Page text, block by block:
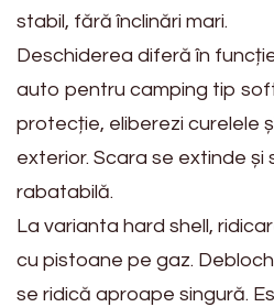
stabil, fără înclinări mari.
Deschiderea diferă în
auto pentru camping tip
protecție, eliberezi curelele
exterior. Scara se extinde și
rabatabilă.
La varianta hard shell,
cu pistoane pe gaz.
se ridică aproape singură.